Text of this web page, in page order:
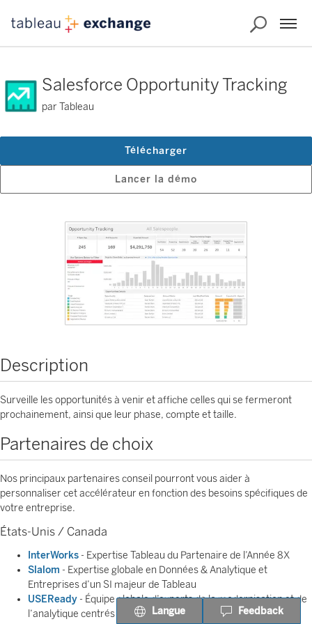
Salesforce Opportunity Tracking
par Tableau
Lancer la démo
Télécharger
Description
Surveille les opportunités à venir et affiche celles qui se fermeront
prochainement, ainsi que leur phase, compte et taille.
Partenaires de choix
Nos principaux partenaires conseil pourront vous aider à
personnaliser cet accélérateur en fonction des besoins spécifiques de
votre entreprise.
États-Unis / Canada
InterWorks - Expertise Tableau du Partenaire de l’Année 8X
Slalom - Expertise globale en Données & Analytique et
Entreprises d’un SI majeur de Tableau
USEReady - Équipe globale d’experts de la modernisation et de
l’analytique centrés sur les services financiers
Langue Feedback